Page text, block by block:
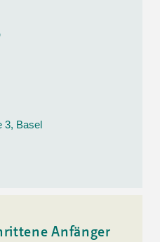
3, Basel
Anfänger